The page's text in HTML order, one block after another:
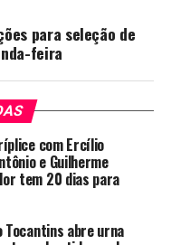
para seleção de
feira
com Ercílio
e Guilherme
tem 20 dias para
abre urna